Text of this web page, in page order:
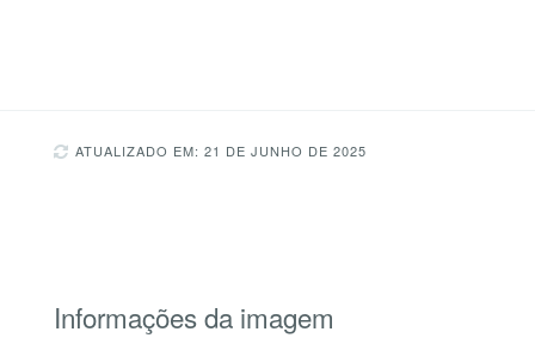
ATUALIZADO EM: 21 DE JUNHO DE 2025
Informações da imagem